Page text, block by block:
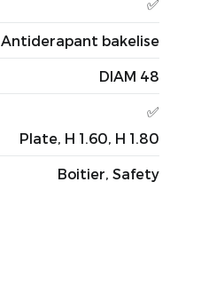
✅
Antiderapant bakelise
DIAM 48
✅
Plate, H 1.60, H 1.80
Boitier, Safety